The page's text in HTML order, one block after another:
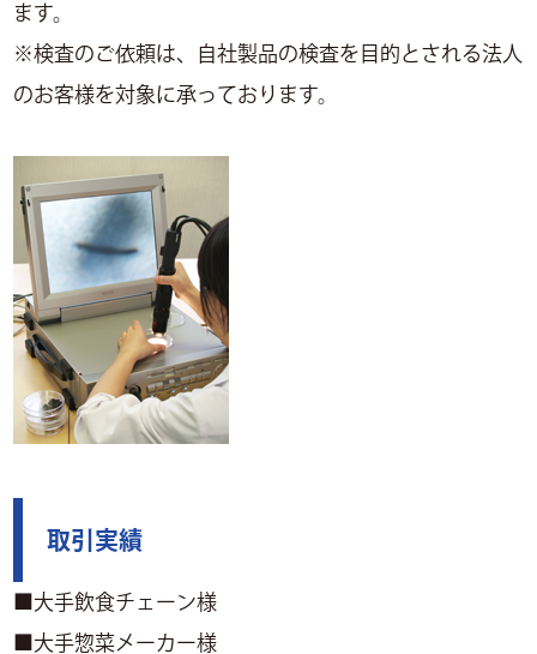
ます。
※検査のご依頼は、自社製品の検査を目的とされる法人
のお客様を対象に承っております。
取引実績
■大手飲食チェーン様
■大手惣菜メーカー様